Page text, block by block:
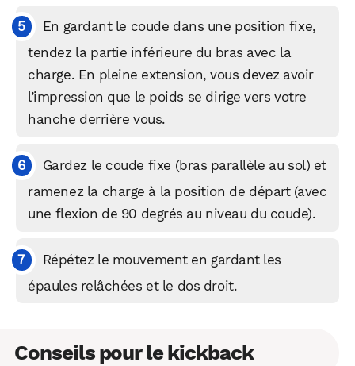
En gardant le coude dans une position fixe,
tendez la partie inférieure du bras avec la
charge. En pleine extension, vous devez avoir
l’impression que le poids se dirige vers votre
hanche derrière vous.
Gardez le coude fixe (bras parallèle au sol) et
ramenez la charge à la position de départ (avec
une flexion de 90 degrés au niveau du coude).
Répétez le mouvement en gardant les
épaules relâchées et le dos droit.
Conseils pour le kickback
WhatsApp Telegram Email
Facebook X LinkedIn